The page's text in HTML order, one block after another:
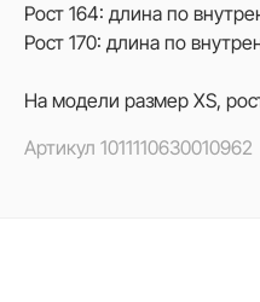
Рост 164: длина по
Рост 170: длина по
На модели размер XS,
Артикул 1011110630010962